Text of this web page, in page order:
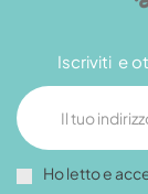
Iscriviti e
Ho letto e